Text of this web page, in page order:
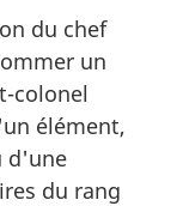
du chef
un
colonel
élément,
d'une
du rang